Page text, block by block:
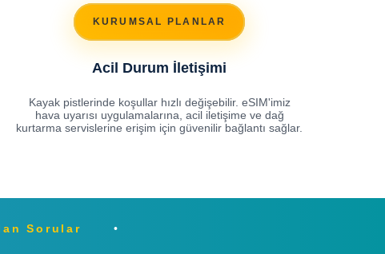
KURUMSAL PLANLAR
Acil Durum İletişimi
Kayak pistlerinde koşullar hızlı değişebilir. eSIM'imiz
hava uyarısı uygulamalarına, acil iletişime ve dağ
kurtarma servislerine erişim için güvenilir bağlantı sağlar.
Sorular